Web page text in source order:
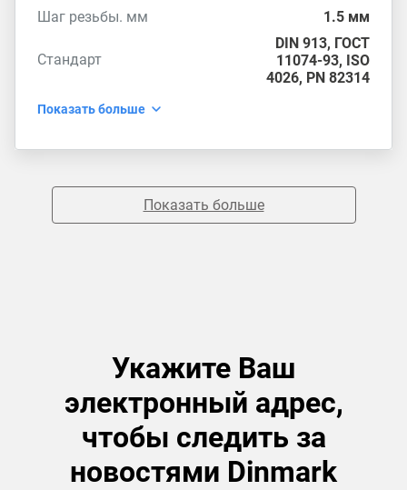
Шаг резьбы. мм
1.5 мм
Стандарт
DIN 913, ГОСТ
11074-93, ISO
4026, PN 82314
Показать больше
Показать больше
Укажите Ваш
электронный адрес,
чтобы следить за
новостями Dinmark